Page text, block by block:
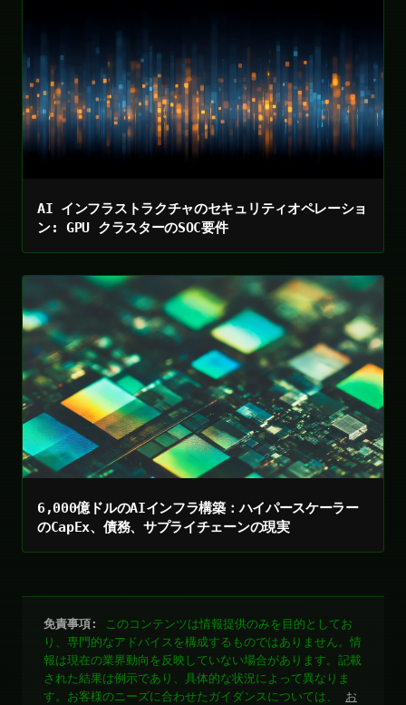
AI インフラストラクチャのセキュリティオペレーショ
ン: GPU クラスターのSOC要件
6,000億ドルのAIインフラ構築：ハイパースケーラー
のCapEx、債務、サプライチェーンの現実
免責事項:
このコンテンツは情報提供のみを目的としてお
り、専門的なアドバイスを構成するものではありません。情
報は現在の業界動向を反映していない場合があります。記載
された結果は例示であり、具体的な状況によって異なりま
す。お客様のニーズに合わせたガイダンスについては、 お